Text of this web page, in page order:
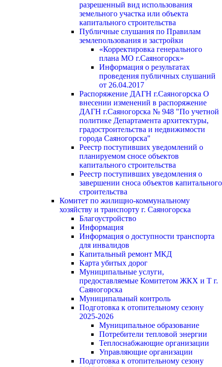
разрешенный вид использования
земельного участка или объекта
капитального строительства
Публичные слушания по Правилам
землепользования и застройки
«Корректировка генерального
плана МО г.Саяногорск»
Информация о результатах
проведения публичных слушаний
от 26.04.2017
Распоряжение ДАГН г.Саяногорска О
внесении изменений в распоряжение
ДАГН г.Саяногорска № 948 "По учетной
политике Департамента архитектуры,
градостроительства и недвижимости
города Саяногорска"
Реестр поступивших уведомлений о
планируемом сносе объектов
капитального строительства
Реестр поступивших уведомления о
завершении сноса объектов капитального
строительства
Комитет по жилищно-коммунальному
хозяйству и транспорту г. Саяногорска
Благоустройство
Информация
Информация о доступности транспорта
для инвалидов
Капитальный ремонт МКД
Карта убитых дорог
Муниципальные услуги,
предоставляемые Комитетом ЖКХ и Т г.
Саяногорска
Муниципальный контроль
Подготовка к отопительному сезону
2025-2026
Муниципальное образование
Потребители тепловой энергии
Теплоснабжающие организации
Управляющие организации
Подготовка к отопительному сезону